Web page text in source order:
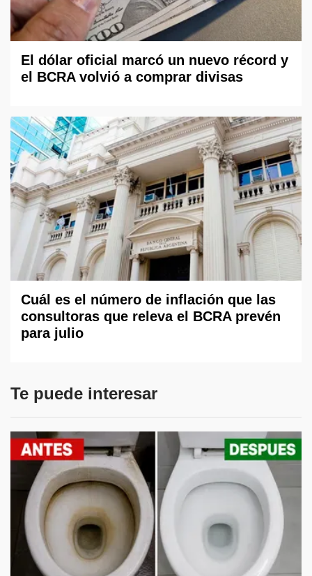
El dólar oficial marcó un nuevo récord y
el BCRA volvió a comprar divisas
Cuál es el número de inflación que las
consultoras que releva el BCRA prevén
para julio
Te puede interesar